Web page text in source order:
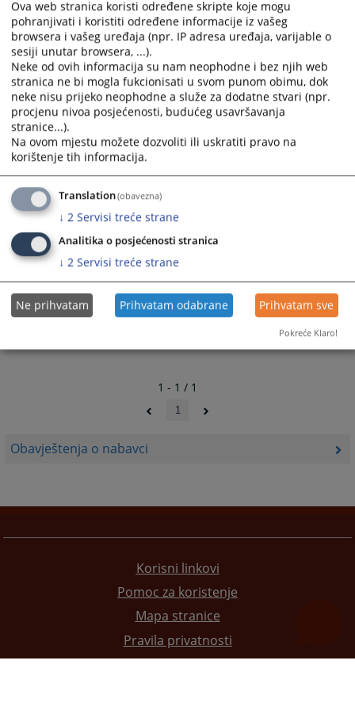
Obavještenja o nabavci
the
calendar
and
select
a
date.
Press
the
question
key
to
get
the
keyboard
for
changing
the
calendar
and
select
a
date.
Press
the
question
to
get
the
keyboard
for
changing
1 - 1 / 1
1
Korisni linkovi
Pomoc za koristenje
Mapa stranice
Pravila privatnosti
Ova web stranica koristi određene skripte koje mogu
pohranjivati i koristiti određene informacije iz vašeg
browsera i vašeg uređaja (npr. IP adresa uređaja, varijable o
sesiji unutar browsera, ...).
Neke od ovih informacija su nam neophodne i bez njih web
stranica ne bi mogla fukcionisati u svom punom obimu, dok
neke nisu prijeko neophodne a služe za dodatne stvari (npr.
procjenu nivoa posjećenosti, budućeg usavršavanja
stranice...).
Na ovom mjestu možete dozvoliti ili uskratiti pravo na
korištenje tih informacija.
Translation(obavezna)
↓ 2 Servisi treće strane
Analitika o posjećenosti stranica
↓ 2 Servisi treće strane
Ne prihvatam Prihvatam odabrane Prihvatam sve
Pokreće Klaro!